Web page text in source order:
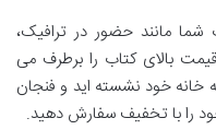
شما مانند حضور در ترافیک،
بالای کتاب را برطرف می
خانه خود نشسته اید و فنجان
را با تخفیف سفارش دهید.